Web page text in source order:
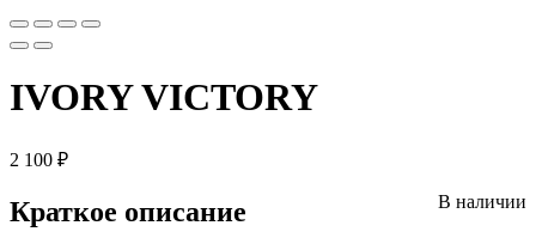
IVORY VICTORY
2 100 ₽
В наличии
Краткое описание